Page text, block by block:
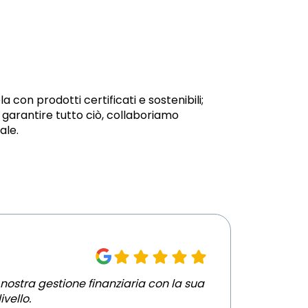
con prodotti certificati e sostenibili;
tutto ciò, collaboriamo
gestione finanziaria con la sua